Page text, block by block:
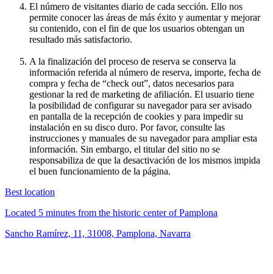
El número de visitantes diario de cada sección. Ello nos
permite conocer las áreas de más éxito y aumentar y mejorar
su contenido, con el fin de que los usuarios obtengan un
resultado más satisfactorio.
A la finalización del proceso de reserva se conserva la
información referida al número de reserva, importe, fecha de
compra y fecha de “check out”, datos necesarios para
gestionar la red de marketing de afiliación. El usuario tiene
la posibilidad de configurar su navegador para ser avisado
en pantalla de la recepción de cookies y para impedir su
instalación en su disco duro. Por favor, consulte las
instrucciones y manuales de su navegador para ampliar esta
información. Sin embargo, el titular del sitio no se
responsabiliza de que la desactivación de los mismos impida
el buen funcionamiento de la página.
Best location
Located 5 minutes from the historic center of Pamplona
Sancho Ramírez, 11, 31008, Pamplona, Navarra